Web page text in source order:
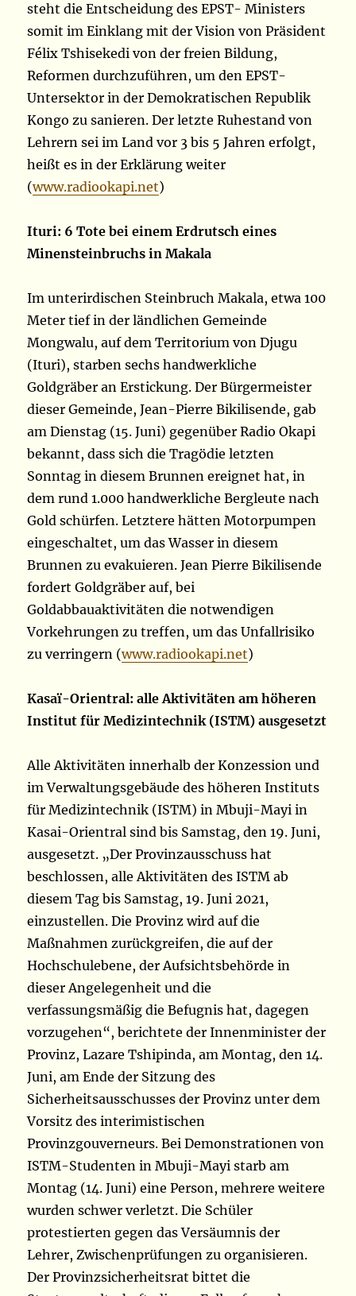
steht die Entscheidung des EPST- Ministers
somit im Einklang mit der Vision von Präsident
Félix Tshisekedi von der freien Bildung,
Reformen durchzuführen, um den EPST-
Untersektor in der Demokratischen Republik
Kongo zu sanieren. Der letzte Ruhestand von
Lehrern sei im Land vor 3 bis 5 Jahren erfolgt,
heißt es in der Erklärung weiter
(www.radiookapi.net)
Ituri: 6 Tote bei einem Erdrutsch eines
Minensteinbruchs in Makala
Im unterirdischen Steinbruch Makala, etwa 100
Meter tief in der ländlichen Gemeinde
Mongwalu, auf dem Territorium von Djugu
(Ituri), starben sechs handwerkliche
Goldgräber an Erstickung. Der Bürgermeister
dieser Gemeinde, Jean-Pierre Bikilisende, gab
am Dienstag (15. Juni) gegenüber Radio Okapi
bekannt, dass sich die Tragödie letzten
Sonntag in diesem Brunnen ereignet hat, in
dem rund 1.000 handwerkliche Bergleute nach
Gold schürfen. Letztere hätten Motorpumpen
eingeschaltet, um das Wasser in diesem
Brunnen zu evakuieren. Jean Pierre Bikilisende
fordert Goldgräber auf, bei
Goldabbauaktivitäten die notwendigen
Vorkehrungen zu treffen, um das Unfallrisiko
zu verringern (www.radiookapi.net)
Kasaï-Orientral: alle Aktivitäten am höheren
Institut für Medizintechnik (ISTM) ausgesetzt
Alle Aktivitäten innerhalb der Konzession und
im Verwaltungsgebäude des höheren Instituts
für Medizintechnik (ISTM) in Mbuji-Mayi in
Kasai-Orientral sind bis Samstag, den 19. Juni,
ausgesetzt. „Der Provinzausschuss hat
beschlossen, alle Aktivitäten des ISTM ab
diesem Tag bis Samstag, 19. Juni 2021,
einzustellen. Die Provinz wird auf die
Maßnahmen zurückgreifen, die auf der
Hochschulebene, der Aufsichtsbehörde in
dieser Angelegenheit und die
verfassungsmäßig die Befugnis hat, dagegen
vorzugehen“, berichtete der Innenminister der
Provinz, Lazare Tshipinda, am Montag, den 14.
Juni, am Ende der Sitzung des
Sicherheitsausschusses der Provinz unter dem
Vorsitz des interimistischen
Provinzgouverneurs. Bei Demonstrationen von
ISTM-Studenten in Mbuji-Mayi starb am
Montag (14. Juni) eine Person, mehrere weitere
wurden schwer verletzt. Die Schüler
protestierten gegen das Versäumnis der
Lehrer, Zwischenprüfungen zu organisieren.
Der Provinzsicherheitsrat bittet die